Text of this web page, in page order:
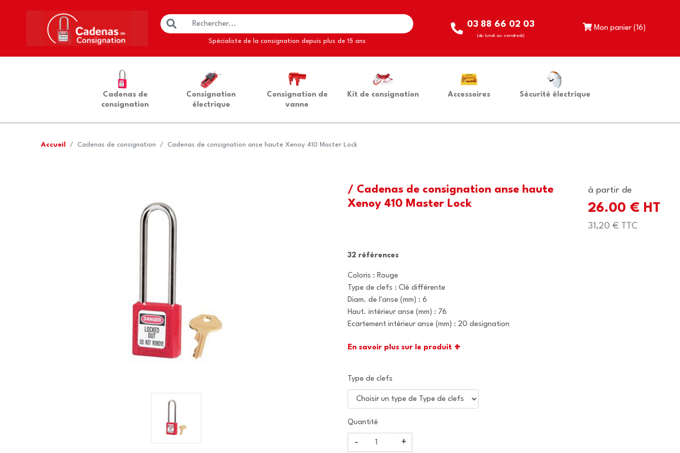
Spécialiste de la consignation depuis plus de 15 ans
03 88 66 02 03
(du lundi au vendredi)
Mon panier (16 )
Cadenas de
consignation
Consignation
électrique
Consignation de
vanne
Kit de consignation Accessoires Sécurité électrique
Accueil Cadenas de consignation Cadenas de consignation anse haute Xenoy 410 Master Lock
/ Cadenas de consignation anse haute
Xenoy 410 Master Lock
à partir de
26.00 € HT
31,20 € TTC
32 références
Coloris : Rouge
Type de clefs : Clé différente
Diam. de l'anse (mm) : 6
Haut. intérieur anse (mm) : 76
Ecartement intérieur anse (mm) : 20 designation
En savoir plus sur le produit +
Type de clefs
Quantité
- +